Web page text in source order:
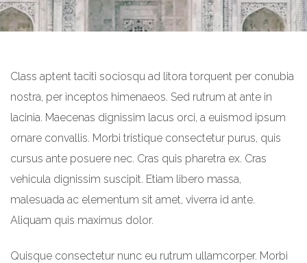
Class aptent taciti sociosqu ad litora torquent per conubia
nostra, per inceptos himenaeos. Sed rutrum at ante in
lacinia. Maecenas dignissim lacus orci, a euismod ipsum
ornare convallis. Morbi tristique consectetur purus, quis
cursus ante posuere nec. Cras quis pharetra ex. Cras
vehicula dignissim suscipit. Etiam libero massa,
malesuada ac elementum sit amet, viverra id ante.
Aliquam quis maximus dolor.
Quisque consectetur nunc eu rutrum ullamcorper. Morbi